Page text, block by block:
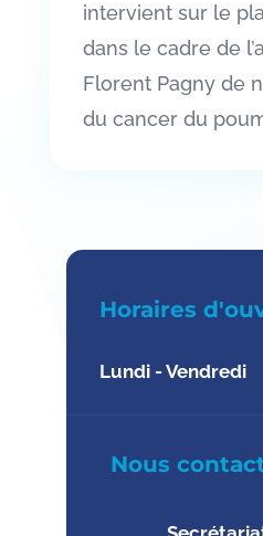
intervient sur le
dans le cadre de
Florent Pagny de
du cancer du
Horaires
Lundi - Vendredi
Nous